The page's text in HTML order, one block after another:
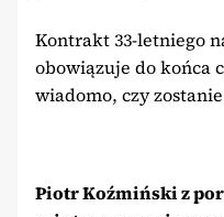
Kontrakt 33-letniego
obowiązuje do końca
wiadomo, czy
Piotr Koźmiński z